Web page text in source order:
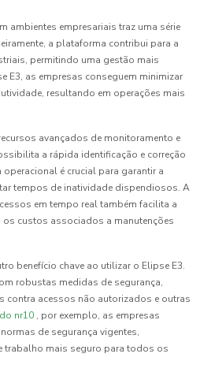
ambientes empresariais traz uma série
a plataforma contribui para a
permitindo uma gestão mais
E3, as empresas conseguem minimizar
resultando em operações mais
avançados de monitoramento e
a rápida identificação e correção
operacional é crucial para garantir a
tempos de inatividade dispendiosos. A
em tempo real também facilita a
custos associados a manutenções
benefício chave ao utilizar o Elipse E3.
robustas medidas de segurança,
contra acessos não autorizados e outras
nr10 , por exemplo, as empresas
de segurança vigentes,
trabalho mais seguro para todos os